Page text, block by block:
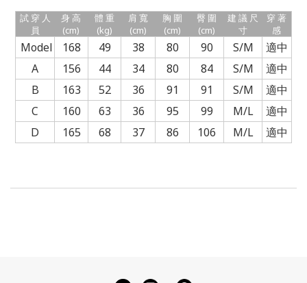
試 穿 人
員
身 高
(cm)
體 重
(kg)
肩 寬
(cm)
胸 圍
(cm)
臀 圍
(cm)
建 議 尺
寸
穿 著
感
Model 168 49 38 80 90 S/M
適中
A
156 44 34 80 84 S/M
適中
B
163 52 36 91 91 S/M
適中
C
160 63 36 95 99 M/L
適中
D
165 68 37 86 106 M/L 適中